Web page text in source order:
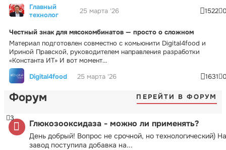
Главный
технолог
25 марта '26 1522
Честный знак для мясокомбинатов — просто о сложном
Материал подготовлен совместно с комьюнити Digital4food и
Ириной Правской, руководителем направления разработки
«Константа ИТ» И вот момент...
Digital4food
25 марта '26 1631
Форум ПЕРЕЙТИ В ФОРУМ
Глюкозооксидаза - можно ли применять?
День добрый! Вопрос не срочной, но технологический) На
завод поступила добавка на...
3